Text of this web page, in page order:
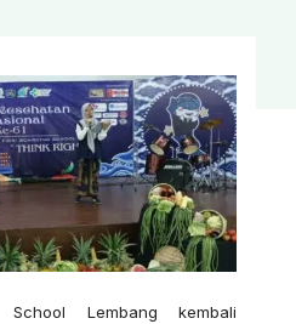
Lembang kembali